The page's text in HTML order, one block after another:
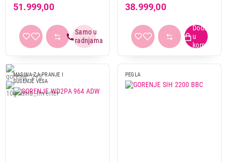
51.999,00 38.999,00
MASINA ZA PRANJE I
SUSENJE VESA
PEGLA